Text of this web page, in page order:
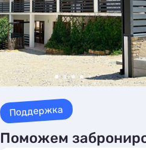
Поддержка
Поможем